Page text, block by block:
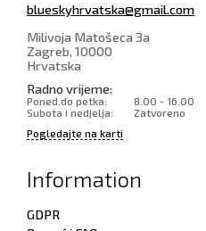
blueskyhrvatska@gmail.com
Milivoja Matošeca 3a
Zagreb, 10000
Hrvatska
Radno vrijeme:
Poned.do petka:
8.00 - 16.00
Subota i nedjelja:
Zatvoreno
Pogledajte na karti
Information
GDPR